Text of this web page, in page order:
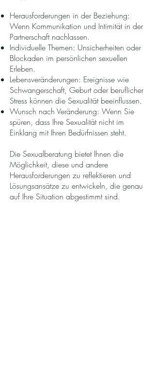
Herausforderungen in der Beziehung:
Wenn Kommunikation und Intimität in der
Partnerschaft nachlassen.
Individuelle Themen: Unsicherheiten oder
Blockaden im persönlichen sexuellen
Erleben.
Lebensveränderungen: Ereignisse wie
Schwangerschaft, Geburt oder beruflicher
Stress können die Sexualität beeinflussen.
Wunsch nach Veränderung: Wenn Sie
spüren, dass Ihre Sexualität nicht im
Einklang mit Ihren Bedürfnissen steht.
Die Sexualberatung bietet Ihnen die
Möglichkeit, diese und andere
Herausforderungen zu reflektieren und
Lösungsansätze zu entwickeln, die genau
auf Ihre Situation abgestimmt sind.